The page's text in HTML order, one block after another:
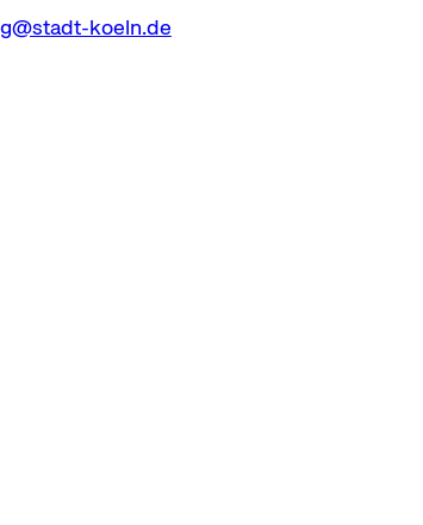
koeln.de